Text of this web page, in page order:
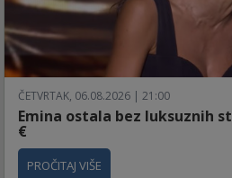
ČETVRTAK, 06.08.2026 | 21:00
Emina ostala bez luksuznih
€
PROČITAJ VIŠE